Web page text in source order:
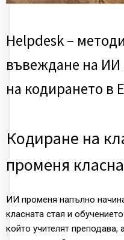
Helpdesk –
въвеждане на
на кодирането в
Кодиране на
променя
ИИ променя напълно
класната стая и
който учителят преподава,